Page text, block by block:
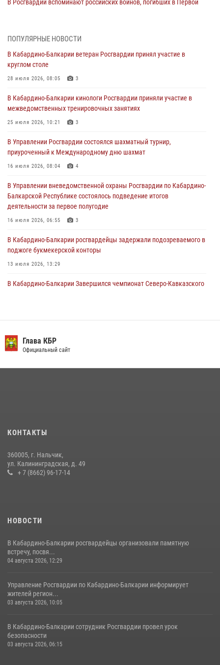
В Росгвардии вспоминают российских воинов, погибших в Первой
поздравил специалистов подразделений тыла с профессиональным
праздником
01 августа 2026, 00:10
Росгвардия обеспечивает безопасность граждан на южном
направлении
31 июля 2026, 09:22
Состоялась рабочая встреча директора Росгвардии Героя России
генерала армии Виктора Золотова с заместителем полномочного
представителя Президента Российской Федерации в Северо-
31 июля 2026, 06:45 1
Управление Росгвардии по Кабардино-Балкарской Республике
информирует
ПОПУЛЯРНЫЕ НОВОСТИ
В Кабардино-Балкарии ветеран Росгвардии принял участие в
круглом столе
28 июля 2026, 08:05 3
В Кабардино-Балкарии кинологи Росгвардии приняли участие в
межведомственных тренировочных занятиях
25 июля 2026, 10:21 3
В Управлении Росгвардии состоялся шахматный турнир,
приуроченный к Международному дню шахмат
16 июля 2026, 08:04 4
В Управлении вневедомственной охраны Росгвардии по Кабардино-
Балкарской Республике состоялось подведение итогов
деятельности за первое полугодие
16 июля 2026, 06:55 3
В Кабардино-Балкарии росгвардейцы задержали подозреваемого в
поджоге букмекерской конторы
13 июля 2026, 13:29
В Кабардино-Балкарии Завершился чемпионат Северо-Кавказского
округе Росгвардии
09 июля 2026, 08:36
В Кабардино-Балкарии при силовой поддержке росгвардии
задержали группу лиц с крупной партией наркотиков
Глава КБР
Официальный сайт
КОНТАКТЫ
360005, г. Нальчик,
ул. Калининградская, д. 49
+ 7 (8662) 96-17-14
НОВОСТИ
В Кабардино-Балкарии росгвардейцы организовали памятную
встречу, посвя...
04 августа 2026, 12:29
Управление Росгвардии по Кабардино-Балкарии информирует
жителей регион...
03 августа 2026, 10:05
В Кабардино‑Балкарии сотрудник Росгвардии провел урок
безопасности
03 августа 2026, 06:15